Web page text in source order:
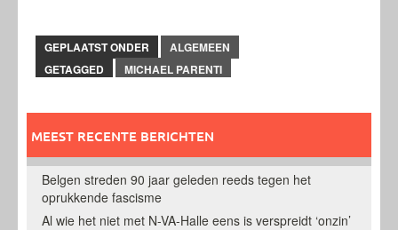
GEPLAATST ONDER
ALGEMEEN
GETAGGED
MICHAEL PARENTI
MEEST RECENTE BERICHTEN
Belgen streden 90 jaar geleden reeds tegen het
oprukkende fascisme
Al wie het niet met N-VA-Halle eens is verspreidt ‘onzin’